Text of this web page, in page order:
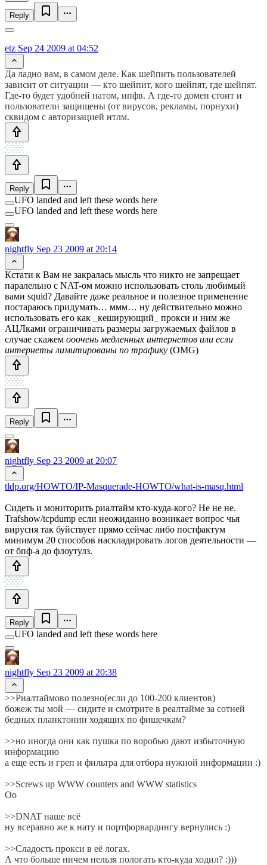
Reply
etz Sep 24 2009 at 04:52
Да ладно вам, в самом деле. Как шейпить пользователей
зависит от ситуации — кто шейпит, кого шейпят, где шейпят.
Где-то будет удобней натом, ипфв. А где-то домен стоит и
пользователи защищены (от вирусов, рекламы, порнухи)
сквидом с авторизацией нтлм.
Reply
UFO landed and left these words here
UFO landed and left these words here
nightfly Sep 23 2009 at 20:14
Кстати к Вам не закралась мысль что никто не запрещает
паралельно с NAT-ом можно использовать столь любимый
вами squid? Давайте даже реальное и полезное применение
постараюсь придумать… ммм… ну действительно можно
использовать его как _кеширующий_ прокси и ним же
АЦЛками ограничивать размеры загружаемых файлов в
случае скажем ооочень медленных интернетов или если
интернеты лимитированы по трафику (OMG)
Reply
nightfly Sep 23 2009 at 20:07
tldp.org/HOWTO/IP-Masquerade-HOWTO/what-is-masq.html
Сидеть и мониторить риалтайм кто-куда-кого? Не не не.
Trafshow/tcpdump если неожиданно возникает вопрос чья
вирусня так буйствует прямо сейчас либо постфактум
минимум 20 способов наскладировать логов деятельности —
от бпф-а до флоутулз.
Reply
UFO landed and left these words here
nightfly Sep 23 2009 at 20:38
>>Риалтаймово полезно(если до 100-200 клиентов)
божеж ты мой — сидите и смотрите в реалтайме за сотней
бедных планктонин ходящих по фишечкам?
>>но иногда они как пушка по воробью дают избыточную
информацию
а еще есть и греп и фильтра для отбора нужной информации :)
>>Screws up WWW counters and WWW statistics
Oo
>>DNAT наше всё
ну всеравно же к нату и портфорвардингу вернулись :)
>>Сладость прокси в её логах.
А что больше ничем нельзя пологать кто-куда ходил? :)))